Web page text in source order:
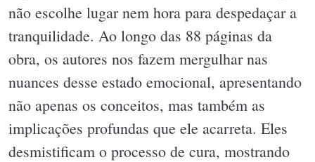
não escolhe lugar nem hora para despedaçar a
tranquilidade. Ao longo das 88 páginas da
obra, os autores nos fazem mergulhar nas
nuances desse estado emocional, apresentando
não apenas os conceitos, mas também as
implicações profundas que ele acarreta. Eles
desmistificam o processo de cura, mostrando